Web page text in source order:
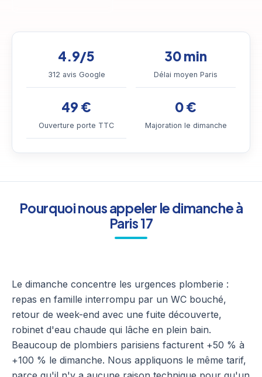
4.9/5
312 avis Google
30 min
Délai moyen Paris
49 €
Ouverture porte TTC
0 €
Majoration le dimanche
Pourquoi nous appeler le dimanche à
Paris 17
Le dimanche concentre les urgences plomberie :
repas en famille interrompu par un WC bouché,
retour de week-end avec une fuite découverte,
robinet d'eau chaude qui lâche en plein bain.
Beaucoup de plombiers parisiens facturent +50 % à
+100 % le dimanche. Nous appliquons le même tarif,